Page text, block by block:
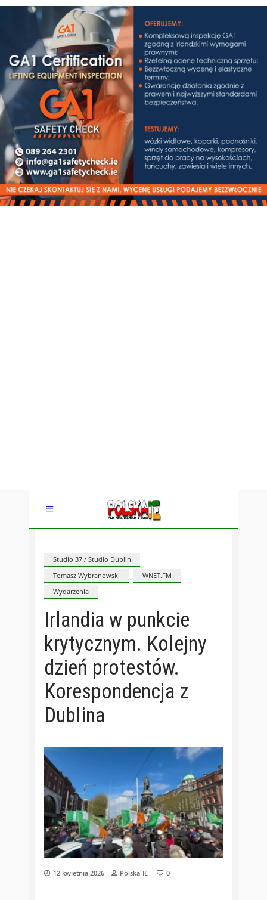
Studio 37 / Studio Dublin
Tomasz Wybranowski
WNET.FM
Wydarzenia
Irlandia w punkcie
krytycznym. Kolejny
dzień protestów.
Korespondencja z
Dublina
12 kwietnia 2026 Polska-IE 0